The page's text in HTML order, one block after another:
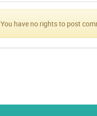
You have no rights to post